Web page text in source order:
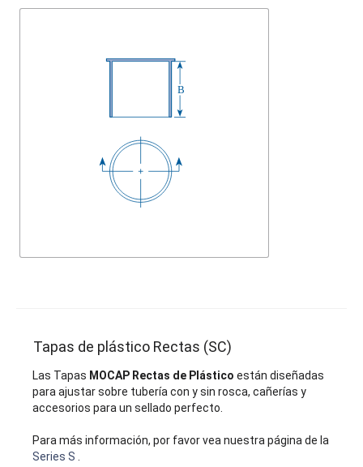
Tapas de plástico Rectas (SC)
Las Tapas MOCAP Rectas de Plástico están diseñadas
para ajustar sobre tubería con y sin rosca, cañerías y
accesorios para un sellado perfecto.
Para más información, por favor vea nuestra página de la
Series S